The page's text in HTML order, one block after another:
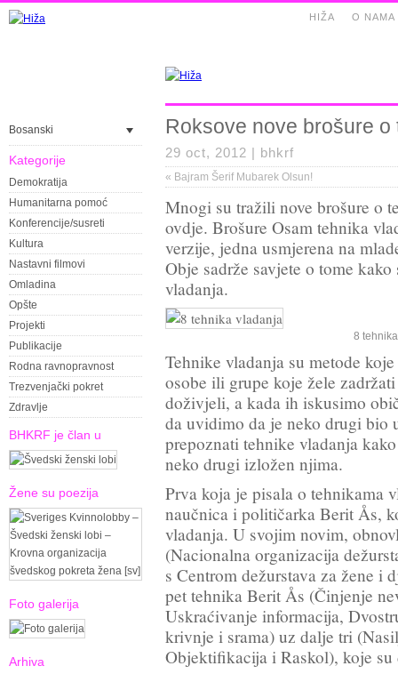
O NAMA
HIŽA
Bosanski
Kategorije
Demokratija
Humanitarna pomoć
Konferencije/susreti
Kultura
Nastavni filmovi
Omladina
Opšte
Projekti
Publikacije
Rodna ravnopravnost
Trezvenjački pokret
Zdravlje
BHKRF je član u
Žene su poezija
Foto galerija
Arhiva
Roksove nove brošure
29 oct, 2012 | bhkrf
« Bajram Šerif Mubarek Olsun!
Mnogi su tražili nove brošure o
ovdje. Brošure Osam tehnika
verzije, jedna usmjerena na
Obje sadrže savjete o tome
vladanja.
8
Tehnike vladanja su metode
osobe ili grupe koje žele
doživjeli, a kada ih iskusimo
da uvidimo da je neko drugi bio
prepoznati tehnike vladanja
neko drugi izložen njima.
Prva koja je pisala o tehnikama
naučnica i političarka Berit Ås,
vladanja. U svojim novim,
(Nacionalna organizacija
s Centrom dežurstava za žene i
pet tehnika Berit Ås (Činjenje
Uskraćivanje informacija,
krivnje i srama) uz dalje tri
Objektifikacija i Raskol), koje su